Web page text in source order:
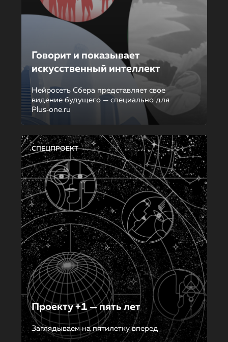
Говорит и показывает
искусственный интеллект
Нейросеть Сбера представляет свое
видение будущего — специально для
Plus‑one.ru
СПЕЦПРОЕКТ
Проекту +1 — пять лет
Заглядываем на пятилетку вперед